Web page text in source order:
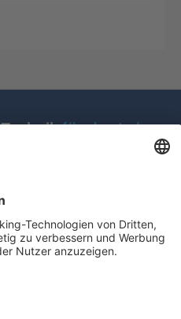
Technikfür das Leben